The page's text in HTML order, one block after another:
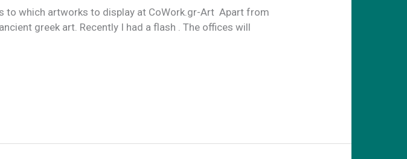
to which artworks to display at CoWork.gr-Art Apart from
greek art. Recently I had a flash . The offices will